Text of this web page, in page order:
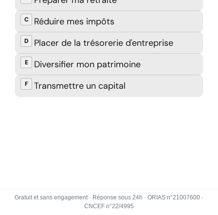
Gratuit et sans engagement · Réponse sous 24h · ORIAS n°21007600 ·
CNCEF n°22/4995